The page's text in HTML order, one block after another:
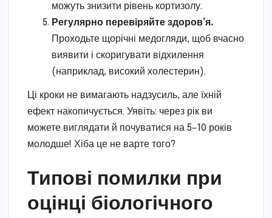
можуть знизити рівень кортизолу.
Регулярно перевіряйте здоров’я.
Проходьте щорічні медогляди, щоб вчасно
виявити і скоригувати відхилення
(наприклад, високий холестерин).
Ці кроки не вимагають надзусиль, але їхній
ефект накопичується. Уявіть: через рік ви
можете виглядати й почуватися на 5–10 років
молодше! Хіба це не варте того?
Типові помилки при
оцінці біологічного